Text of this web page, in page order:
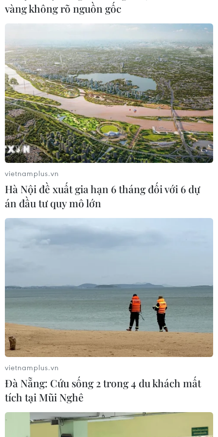
Nỗ lực chuyển đổi xanh của Singapore
gặp khó bởi người đam mê siêu xe
24/03/2023 07:37
Mục tiêu của Singapore đến năm 2030 ngừng mua bán
ôtô sử dụng động cơ đốt trong đã vấp phải sự phản đối
của những người yêu thích siêu xe và có đủ khả năng
tài chính để giữ lại những chiếc xe này.
vàng không rõ nguồn gốc
vietnamplus.vn
Hà Nội đề xuất gia hạn 6 tháng đối với 6 dự
án đầu tư quy mô lớn
vietnamplus.vn
Đà Nẵng: Cứu sống 2 trong 4 du khách mất
tích tại Mũi Nghê